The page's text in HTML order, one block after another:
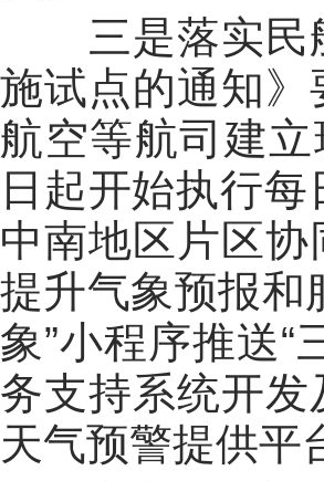
三是落实
施试点的通知
航空等航司建
日起开始执行
中南地区片区
提升气象预报和
象”小程序推送“
务支持系统开
天气预警提供平